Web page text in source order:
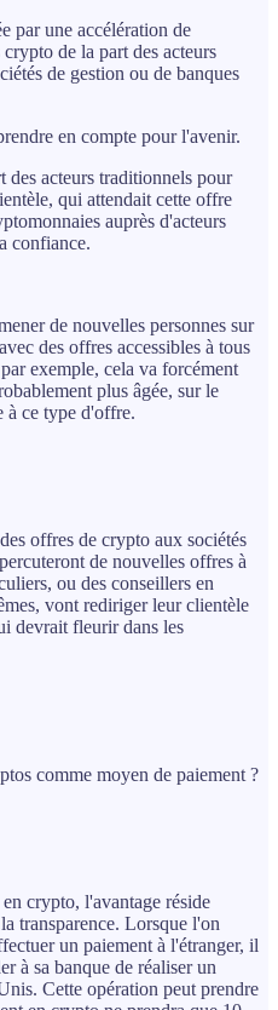
par une accélération de
de la part des acteurs
de gestion ou de banques
en compte pour l'avenir.
des acteurs traditionnels pour
qui attendait cette offre
auprès d'acteurs
confiance.
de nouvelles personnes sur
des offres accessibles à tous
exemple, cela va forcément
plus âgée, sur le
à ce type d'offre.
offres de crypto aux sociétés
de nouvelles offres à
ou des conseillers en
vont rediriger leur clientèle
devrait fleurir dans les
comme moyen de paiement ?
crypto, l'avantage réside
transparence. Lorsque l'on
un paiement à l'étranger, il
à sa banque de réaliser un
Cette opération peut prendre